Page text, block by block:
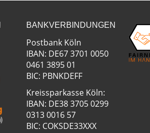
BANKVERBINDUNGEN
Postbank Köln
IBAN: DE67 3701 0050
0461 3895 01
BIC: PBNKDEFF
Kreissparkasse Köln:
IBAN: DE38 3705 0299
0313 0016 57
BIC: COKSDE33XXX